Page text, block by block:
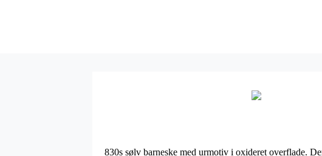
830s sølv barneske med urmotiv i oxideret overflade.